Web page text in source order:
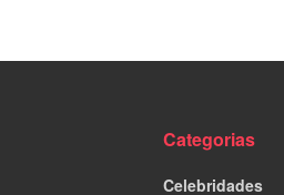
Categorias
Celebridades